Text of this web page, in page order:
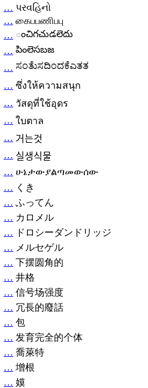
… પરવહિનો
… கைபபணிபபு
… ంచిగచుడలెదు
… పింలెసబజ
… ಸಂತೆುಸದಿಂದಕೆಎತತ
… ซึ่งให้ความสนุก
… วัสดุที่ใช้อุดร
… ใบตาล
… 거는것
… 실생식물
… ሁኔታውያልጣመውሰው
… くき
… ふってん
… カロメル
… ドロシーダンドリッジ
… メルセゲル
… 下摆圆角的
… 井格
… 信号场强度
… 冗長的廢話
… 包
… 发育完全的个体
… 喬萊特
… 增根
… 嫫